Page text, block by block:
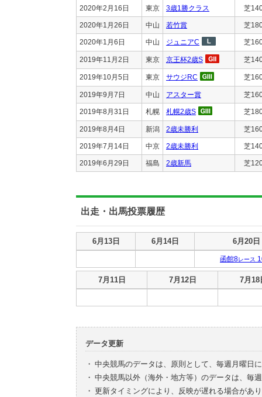
2020年2月16日 東京 3歳1勝クラス 芝
2020年1月26日 中山 若竹賞 芝
2020年1月6日 中山 ジュニアC 芝
2019年11月2日 東京 京王杯2歳S 芝
2019年10月5日 東京 サウジRC 芝
2019年9月7日 中山 アスター賞 芝
2019年8月31日 札幌 札幌2歳S 芝
2019年8月4日 新潟 2歳未勝利 芝
2019年7月14日 中京 2歳未勝利 芝
2019年6月29日 福島 2歳新馬 芝
出走・出馬投票履歴
出走・出馬投票履歴
6月13日 6月14日 6月20日
函館8レース
出走・出馬投票履歴
7月11日 7月12日 7月18
データ更新
・ 中央競馬のデータは、原則として、毎週月曜日
・ 中央競馬以外（海外・地方等）のデータは、毎
・ 更新タイミングにより、反映が遅れる場合があ